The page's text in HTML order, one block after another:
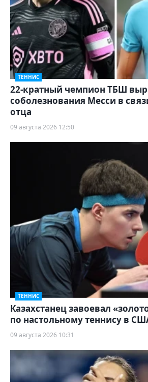
ТЕННИС
22-кратный чемпион ТБШ
соболезнования Месси в
отца
09 августа 2026 12:50
ТЕННИС
Казахстанец завоевал
по настольному теннису в
09 августа 2026 10:31